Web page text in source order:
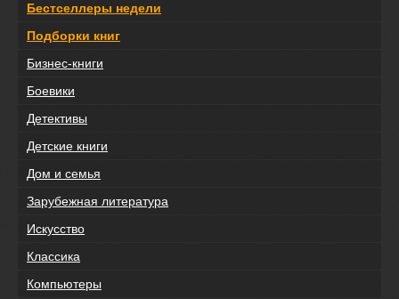
Бестселлеры недели
Подборки книг
Бизнес-книги
Боевики
Детективы
Детские книги
Дом и семья
Зарубежная литература
Искусство
Классика
Компьютеры